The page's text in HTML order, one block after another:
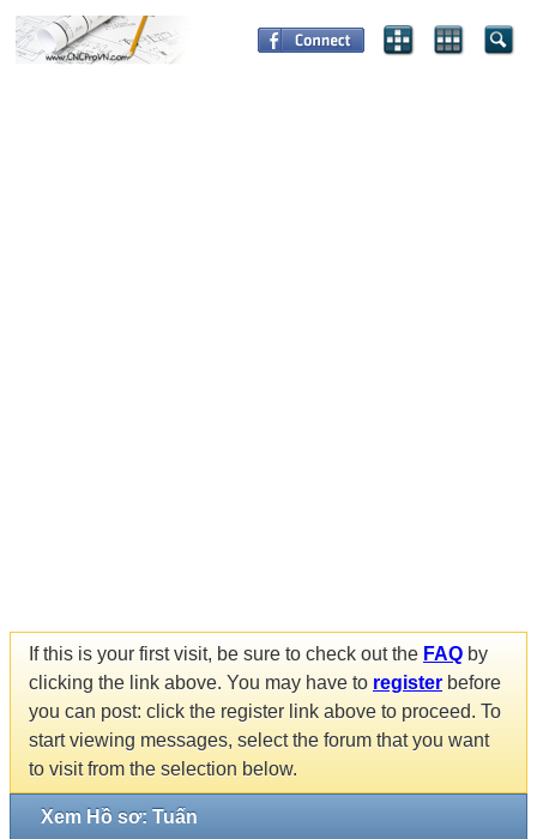
If this is your first visit, be sure to check out the FAQ by
clicking the link above. You may have to register before
you can post: click the register link above to proceed. To
start viewing messages, select the forum that you want
to visit from the selection below.
Xem Hồ sơ: Tuấn